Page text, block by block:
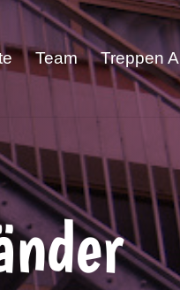
Team Treppen